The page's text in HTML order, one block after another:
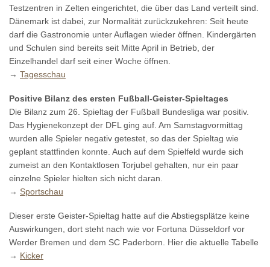
Testzentren in Zelten eingerichtet, die über das Land verteilt sind.
Dänemark ist dabei, zur Normalität zurückzukehren: Seit heute
darf die Gastronomie unter Auflagen wieder öffnen. Kindergärten
und Schulen sind bereits seit Mitte April in Betrieb, der
Einzelhandel darf seit einer Woche öffnen.
→ Tagesschau
Positive Bilanz des ersten Fußball-Geister-Spieltages
Die Bilanz zum 26. Spieltag der Fußball Bundesliga war positiv.
Das Hygienekonzept der DFL ging auf. Am Samstagvormittag
wurden alle Spieler negativ getestet, so das der Spieltag wie
geplant stattfinden konnte. Auch auf dem Spielfeld wurde sich
zumeist an den Kontaktlosen Torjubel gehalten, nur ein paar
einzelne Spieler hielten sich nicht daran.
→ Sportschau
Dieser erste Geister-Spieltag hatte auf die Abstiegsplätze keine
Auswirkungen, dort steht nach wie vor Fortuna Düsseldorf vor
Werder Bremen und dem SC Paderborn. Hier die aktuelle Tabelle
→ Kicker